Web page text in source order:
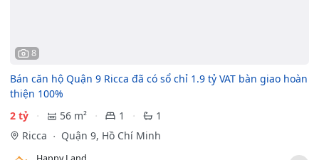
8
Bán căn hộ Quận 9 Ricca đã có sổ chỉ 1.9 tỷ VAT bàn giao hoàn
thiện 100%
2 tỷ
56 m² 1
1
Ricca
Quận 9, Hồ Chí Minh